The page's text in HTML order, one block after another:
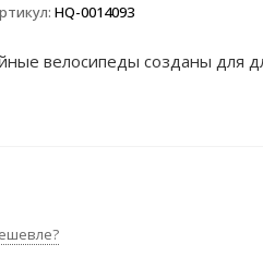
HQ-0014093
велосипеды созданы для